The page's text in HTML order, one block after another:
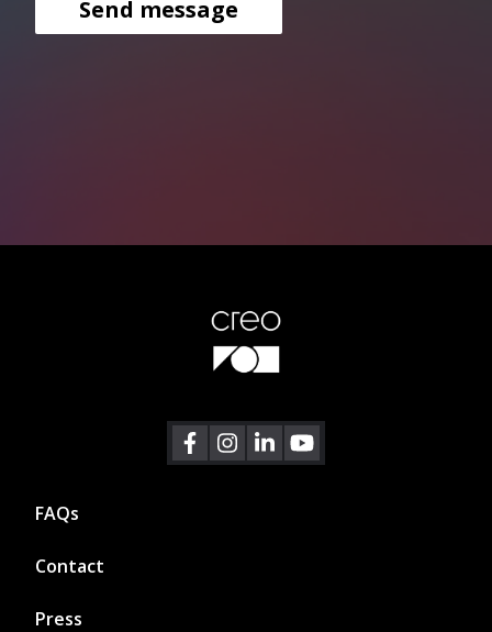
Footer
FAQs
Contact
Press